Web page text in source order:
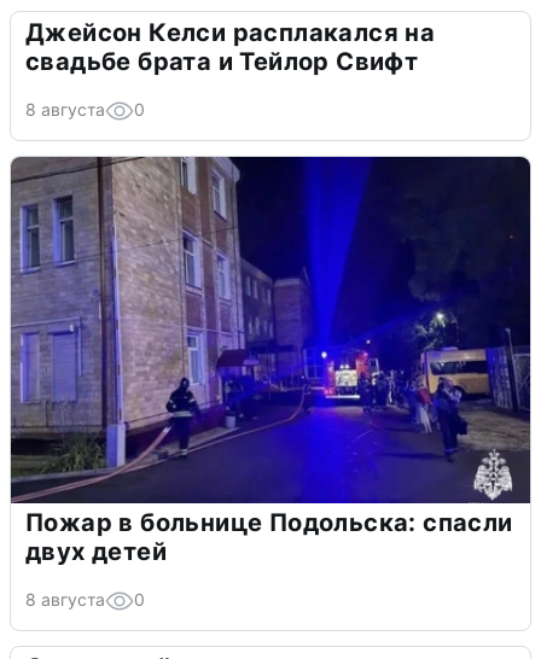
Джейсон Келси расплакался на
свадьбе брата и Тейлор Свифт
8 августа 0
Пожар в больнице Подольска: спасли
двух детей
8 августа 0